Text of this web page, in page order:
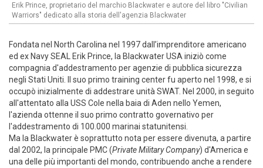
Erik Prince, proprietario del marchio Blackwater e autore del libro "Civilian
Warriors" dedicato alla storia dell'agenzia Blackwater
Fondata nel North Carolina nel 1997 dall’imprenditore americano
ed ex Navy SEAL Erik Prince, la Blackwater USA iniziò come
compagnia d'addestramento per agenzie di pubblica sicurezza
negli Stati Uniti. Il suo primo training center fu aperto nel 1998, e si
occupò inizialmente di addestrare unità SWAT. Nel 2000, in seguito
all'attentato alla USS Cole nella baia di Aden nello Yemen,
l'azienda ottenne il suo primo contratto governativo per
l'addestramento di 100.000 marinai statunitensi.
Ma la Blackwater è soprattutto nota per essere divenuta, a partire
dal 2002, la principale PMC (Private Military Company) d'America e
una delle più importanti del mondo, contribuendo anche a rendere